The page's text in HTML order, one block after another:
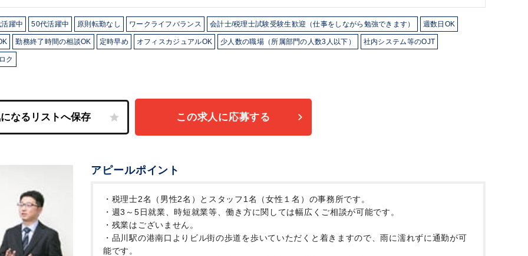
躍中 50代活躍中 原則転勤なし ワークライフバランス 会計士/税理士試験受験生歓迎（仕事をしながら勉強できます） 週数日OK
勤務終了時間の相談OK 定時早め オフィスカジュアルOK 少人数の職場（所属部門の人数3人以下） 社内システム等のOJT
ク
この求人に応募する
アピールポイント
・税理士2名（男性2名）とスタッフ1名（女性１名）の事務所です。
・週3～5日就業、時短就業等、働き方に関しては幅広くご相談が可能です。
・残業はございません。
・品川駅の港南口よりビル街の歩道を歩いていただくと着きますので、雨に濡れずに通勤が可
能です。